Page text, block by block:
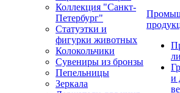
Коллекция "Санкт-
Петербург"
Статуэтки и
фигурки животных
Колокольчики
Сувениры из бронзы
Пепельницы
Зеркала
и